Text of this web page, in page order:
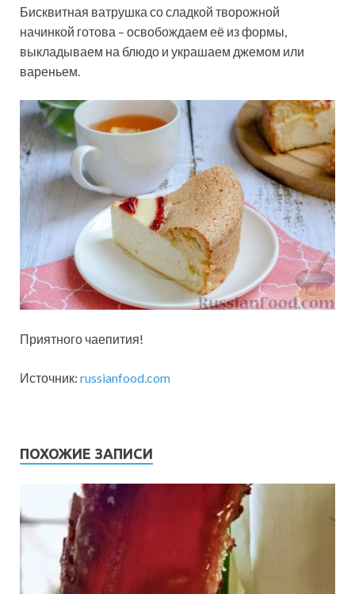
Бисквитная ватрушка со сладкой творожной
начинкой готова – освобождаем её из формы,
выкладываем на блюдо и украшаем джемом или
вареньем.
Приятного чаепития!
Источник: russianfood.com
ПОХОЖИЕ ЗАПИСИ